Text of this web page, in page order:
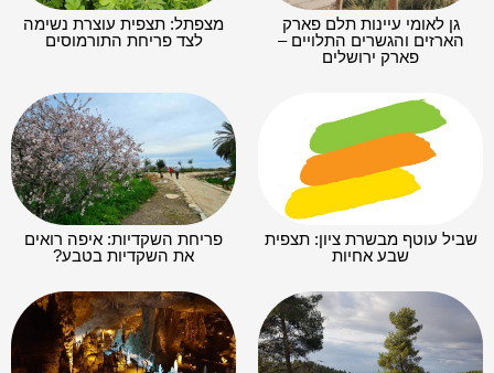
גן לאומי עיינות תלם פארק
הארזים והגשרים התלויים –
פארק ירושלים
מצפתל: תצפית עוצרת נשימה
לצד פריחת התורמוסים
שביל עוטף מבשרת ציון: תצפית
שבע אחיות
פריחת השקדיות: איפה רואים
את השקדיות בטבע?